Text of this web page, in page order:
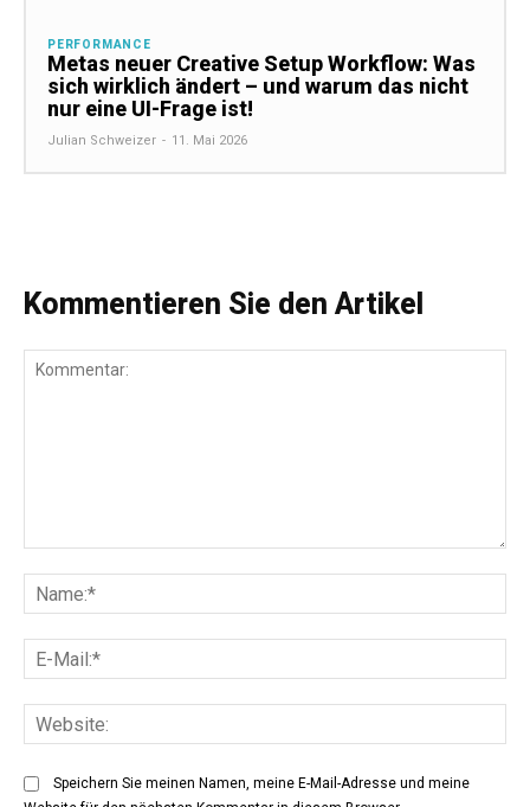
PERFORMANCE
Metas neuer Creative Setup Workflow: Was
sich wirklich ändert – und warum das nicht
nur eine UI-Frage ist!
Julian Schweizer - 11. Mai 2026
Kommentieren Sie den Artikel
Speichern Sie meinen Namen, meine E-Mail-Adresse und meine